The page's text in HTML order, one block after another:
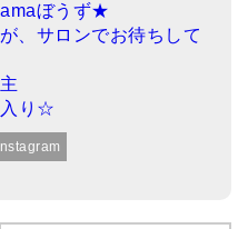
M）
amaぼうず★
、サロンでお待ちして
入り☆
Instagram